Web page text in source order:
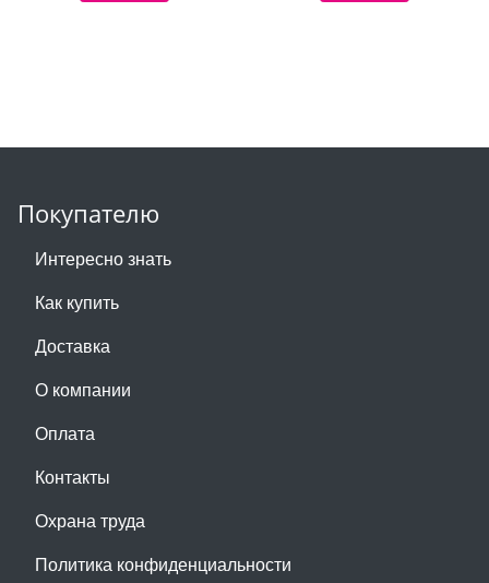
Покупателю
Интересно знать
Как купить
Доставка
О компании
Оплата
Контакты
Охрана труда
Политика конфиденциальности